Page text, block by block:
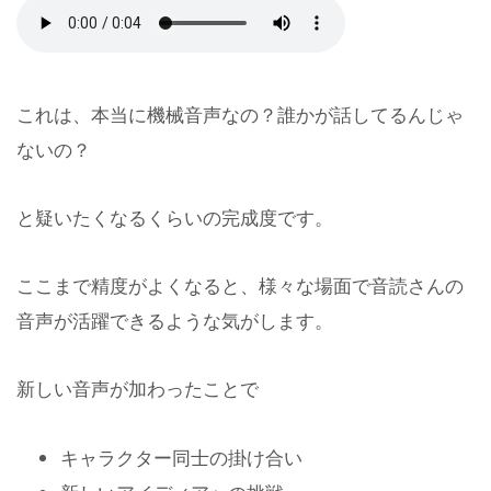
これは、本当に機械音声なの？誰かが話してるんじゃ
ないの？
と疑いたくなるくらいの完成度です。
ここまで精度がよくなると、様々な場面で音読さんの
音声が活躍できるような気がします。
新しい音声が加わったことで
キャラクター同士の掛け合い